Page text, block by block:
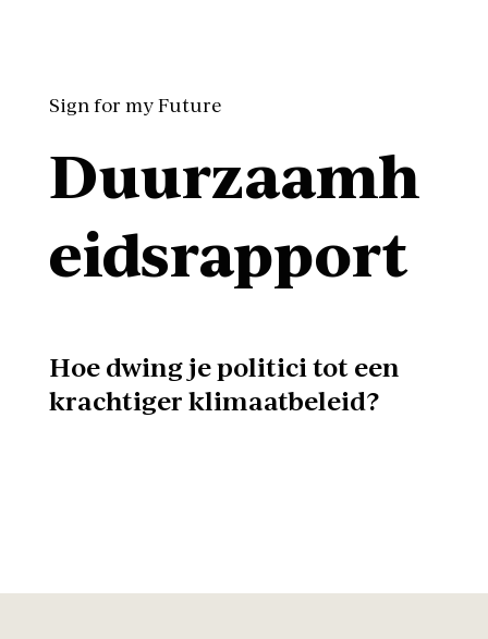
Sign for my Future
Duurzaamh
eidsrapport
Hoe dwing je politici tot een
krachtiger klimaatbeleid?